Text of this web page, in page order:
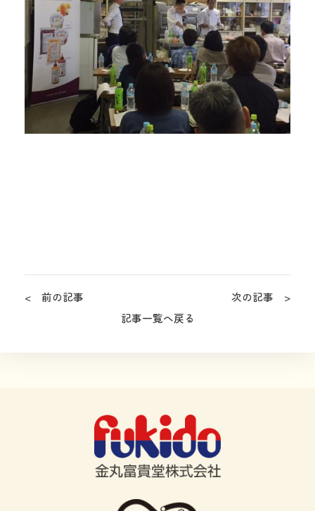
< 前の記事
記事一覧へ戻る
次の記事 >